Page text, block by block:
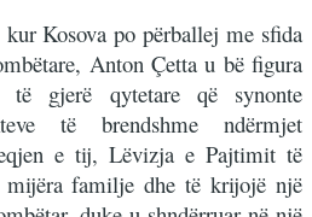
Kosova po përballej me sfida
Anton Çetta u bë figura
gjerë qytetare që synonte
të brendshme ndërmjet
e tij, Lëvizja e Pajtimit të
familje dhe të krijojë një